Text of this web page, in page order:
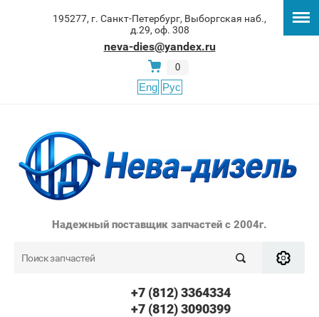
195277, г. Санкт-Петербург, Выборгская наб.,
д.29, оф. 308
neva-dies@yandex.ru
0
Eng Рус
Надежный поставщик запчастей с 2004г.
+7 (812) 3364334
+7 (812) 3090399